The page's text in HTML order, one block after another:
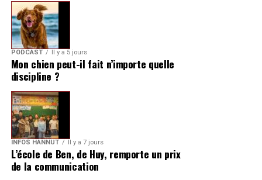
PODCAST Il y a 5 jours
Mon chien peut-il fait n’importe quelle
discipline ?
INFOS HANNUT Il y a 7 jours
L’école de Ben, de Huy, remporte un prix
de la communication